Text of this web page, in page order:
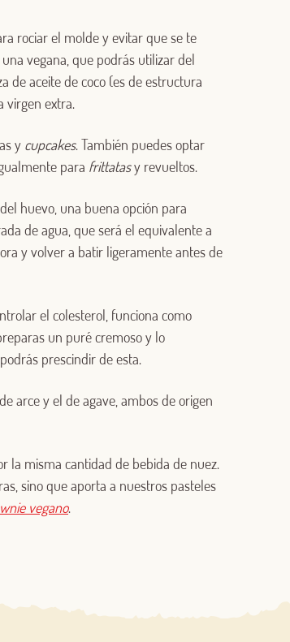
rociar el molde y evitar que se te
vegana, que podrás utilizar del
de aceite de coco (es de estructura
virgen extra.
y cupcakes. También puedes optar
para frittatasy revueltos.
huevo, una buena opción para
de agua, que será el equivalente a
y volver a batir ligeramente antes de
el colesterol, funciona como
un puré cremoso y lo
prescindir de esta.
arce y el de agave, ambos de origen
la misma cantidad de bebida de nuez.
sino que aporta a nuestros pasteles
vegano.